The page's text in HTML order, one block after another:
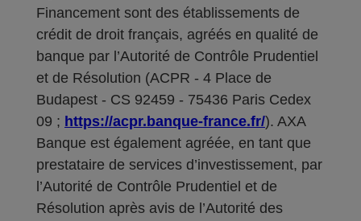
Financement sont des établissements de
crédit de droit français, agréés en qualité de
banque par l’Autorité de Contrôle Prudentiel
et de Résolution (ACPR - 4 Place de
Budapest - CS 92459 - 75436 Paris Cedex
09 ; https://acpr.banque-france.fr/). AXA
Banque est également agréée, en tant que
prestataire de services d’investissement, par
l’Autorité de Contrôle Prudentiel et de
Résolution après avis de l’Autorité des